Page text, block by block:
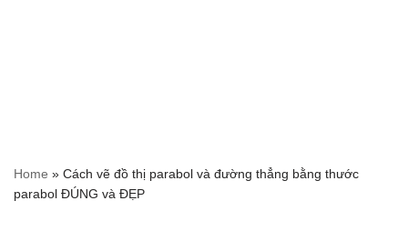
Home » Cách vẽ đồ thị parabol và đường thẳng bằng thước
parabol ĐÚNG và ĐẸP